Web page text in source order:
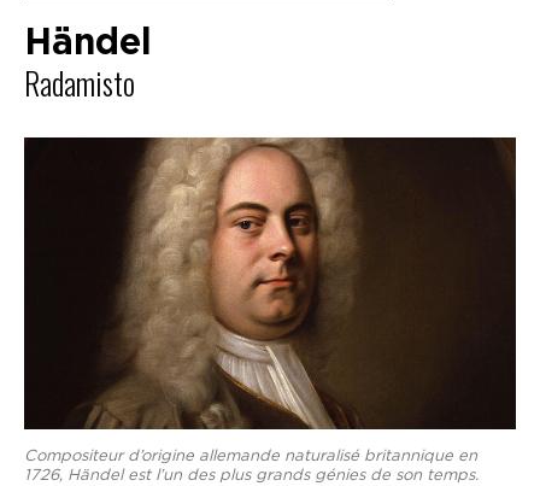
Händel
Radamisto
Compositeur d’origine allemande naturalisé britannique en
1726, Händel est l’un des plus grands génies de son temps.